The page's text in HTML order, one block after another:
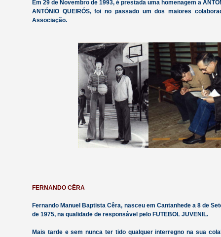
Em 29 de Novembro de 1993, é prestada uma homenagem a
ANTÓNIO QUEIRÓS, foi no passado um dos maiores
Associação.
FERNANDO CÊRA
Fernando Manuel Baptista Cêra, nasceu em Cantanhede a 8 de
de 1975, na qualidade de responsável pelo FUTEBOL JUVENIL.
Mais tarde e sem nunca ter tido qualquer interregno na sua